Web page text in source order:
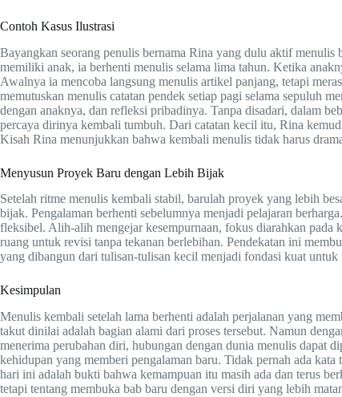
Contoh Kasus Ilustrasi
Bayangkan seorang penulis bernama Rina yang dulu aktif menulis
memiliki anak, ia berhenti menulis selama lima tahun. Ketika
Awalnya ia mencoba langsung menulis artikel panjang, tetapi
memutuskan menulis catatan pendek setiap pagi selama sepuluh
dengan anaknya, dan refleksi pribadinya. Tanpa disadari, dalam
percaya dirinya kembali tumbuh. Dari catatan kecil itu, Rina
Kisah Rina menunjukkan bahwa kembali menulis tidak harus
Menyusun Proyek Baru dengan Lebih Bijak
Setelah ritme menulis kembali stabil, barulah proyek yang lebih
bijak. Pengalaman berhenti sebelumnya menjadi pelajaran
fleksibel. Alih-alih mengejar kesempurnaan, fokus diarahkan pada
ruang untuk revisi tanpa tekanan berlebihan. Pendekatan ini
yang dibangun dari tulisan-tulisan kecil menjadi fondasi kuat untuk
Kesimpulan
Menulis kembali setelah lama berhenti adalah perjalanan yang
takut dinilai adalah bagian alami dari proses tersebut. Namun
menerima perubahan diri, hubungan dengan dunia menulis dapat
kehidupan yang memberi pengalaman baru. Tidak pernah ada
hari ini adalah bukti bahwa kemampuan itu masih ada dan terus
tetapi tentang membuka bab baru dengan versi diri yang lebih